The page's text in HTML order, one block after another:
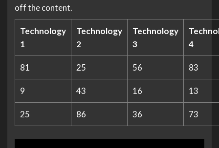
off the content.
Technology
1
Technology
2
Technology
3
4
81 25 56 83
9 43 16 13
25 86 36 73